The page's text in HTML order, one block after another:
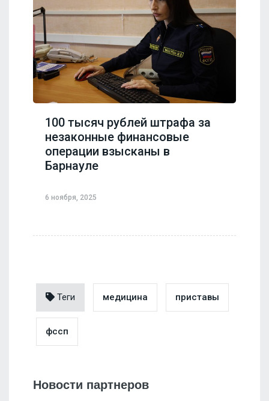
100 тысяч рублей штрафа за
незаконные финансовые
операции взысканы в
Барнауле
6 ноября, 2025
Теги медицина приставы
фссп
Новости партнеров